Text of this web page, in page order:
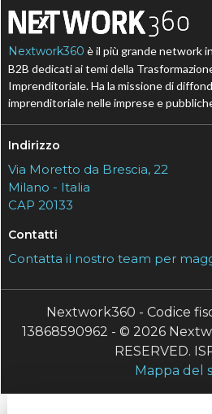
Nextwork360 è il più grande network
B2B dedicati ai temi della
Imprenditoriale. Ha la missione di
imprenditoriale nelle imprese e
Indirizzo
Via Moretto da Brescia, 22
Milano - Italia
CAP 20133
Contatti
Contatta il nostro team per
Nextwork360 - Codice
13868590962 - © 2026
RESERVED.
Mappa del